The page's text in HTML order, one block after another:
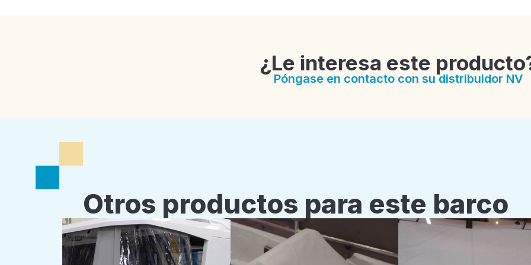
¿Le interesa este
Póngase en contacto con su distribuidor NV
Otros productos para este barco